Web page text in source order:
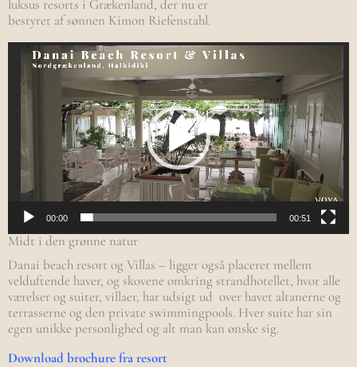
luksus resorts i Grækenland, der nu er
bestyret af sønnen Kimon Riefenstahl.
Videoafspiller
00:00 00:51
Midt i den grønne natur
Danai beach resort og Villas – ligger også placeret mellem
velduftende haver, og skovene omkring strandhotellet, hvor alle
værelser og suiter, villaer, har udsigt ud over havet altanerne og
terrasserne og den private swimmingpools. Hver suite har sin
egen unikke personlighed og alt man kan ønske sig.
Download brochure fra resort